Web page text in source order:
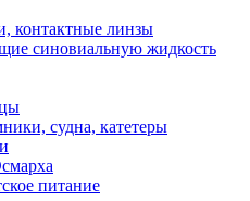
контактные линзы
синовиальную жидкость
судна, катетеры
питание